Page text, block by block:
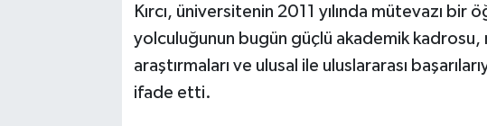
Kırcı, üniversitenin 2011 yılında mütevazı bir
yolculuğunun bugün güçlü akademik
araştırmaları ve ulusal ile uluslararası
ifade etti.